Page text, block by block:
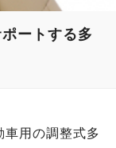
ートする多
車用の調整式多